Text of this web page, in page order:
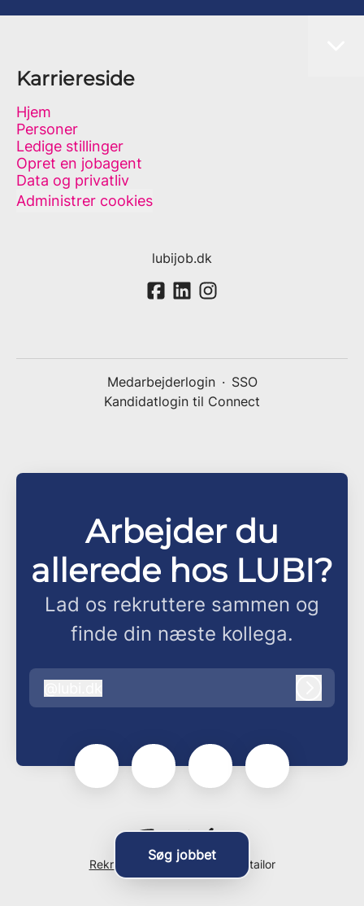
Søg jobbet
Karriereside
Hjem
Personer
Ledige stillinger
Opret en jobagent
Data og privatliv
Administrer cookies
lubijob.dk
Medarbejderlogin · SSO
Kandidatlogin til Connect
Arbejder du
allerede hos LUBI?
Lad os rekruttere sammen og
finde din næste kollega.
lubi.dk
Rekrutteringssystemfra Teamtailor